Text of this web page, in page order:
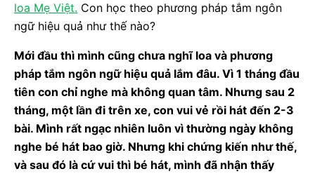
loa Mẹ Việt. Con học theo phương pháp tắm ngôn
ngữ hiệu quả như thế nào?
Mới đầu thì mình cũng chưa nghĩ loa và phương
pháp tắm ngôn ngữ hiệu quả lắm đâu. Vì 1 tháng đầu
tiên con chỉ nghe mà không quan tâm. Nhưng sau 2
tháng, một lần đi trên xe, con vui vẻ rồi hát đến 2-3
bài. Mình rất ngạc nhiên luôn vì thường ngày không
nghe bé hát bao giờ. Nhưng khi chứng kiến như thế,
và sau đó là cứ vui thì bé hát, mình đã nhận thấy